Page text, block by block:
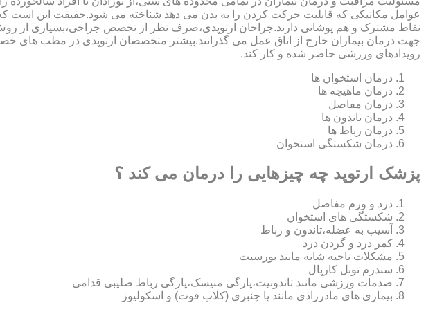
عوامل مکانیکی که قابلیت حرکت کردن را به بدن می دهد شناخته می شود.حقیقت این است
نقاط مشترک و هم پوشانی دارند.جراحان ارتوپدی،صرف نظر از تخصص جراحی،بسیاری از روش
جهت درمان بیماران خارج از اتاق عمل می گذرانند.بیشتر متخصصان ارتوپدی در مطب های
رویدادهای ورزشی حاضر شده و کار کند.
درمان استخوان ها
درمان ماهیچه ها
درمان مفاصل
درمان تاندون ها
درمان رباط ها
درمان شکستگی استخوان
پزشک ارتوپد چه چیزهایی را درمان می کند ؟
درد و ورم مفاصل
شکستگی های استخوان
آسیب به عضله،تاندون و رباط
کمر درد و گردن درد
مشکلات ناحیه شانه مانند بورسیت
سندرم تونل کارپال
صدمات ورزشی مانند تاندونیت،پارگی منیسک،پارگی رباط صلیبی قدامی
بیماری های مادرزادی مانند پا چنبری (کلاب فوت) و اسکولیوز